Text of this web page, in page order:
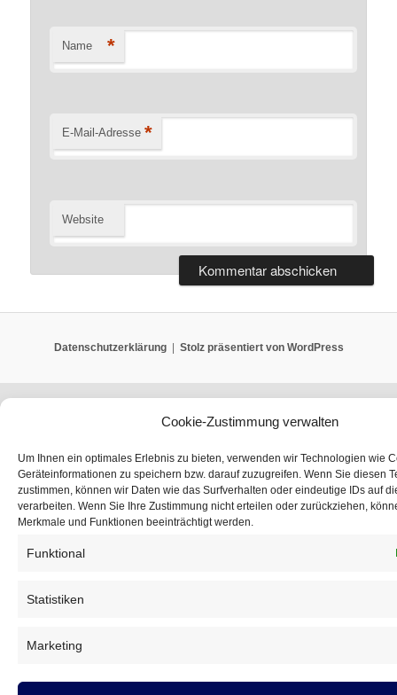
Cookie-Zustimmung verwalten
Um Ihnen ein optimales Erlebnis zu bieten, verwenden wir Technologien wie
Geräteinformationen zu speichern bzw. darauf zuzugreifen. Wenn Sie diesen
zustimmen, können wir Daten wie das Surfverhalten oder eindeutige IDs auf
verarbeiten. Wenn Sie Ihre Zustimmung nicht erteilen oder zurückziehen,
Merkmale und Funktionen beeinträchtigt werden.
Funktional
Statistiken
Marketing
Name *
E-Mail-Adresse *
Website
Datenschutzerklärung Stolz präsentiert von WordPress